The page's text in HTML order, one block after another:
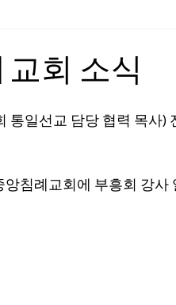
회 소식
통일선교 담당 협력 목사)
침례교회에 부흥회 강사